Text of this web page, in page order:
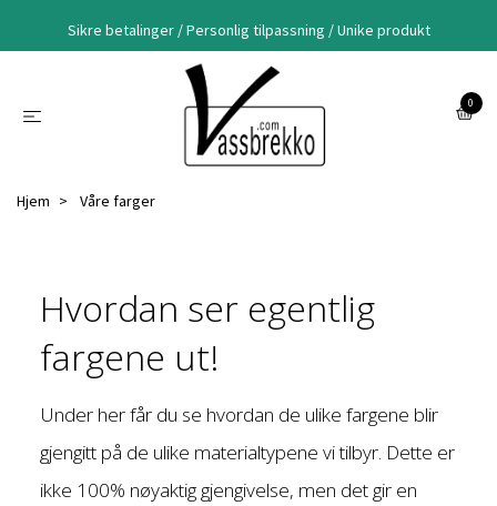
Sikre betalinger / Personlig tilpassning / Unike produkt
0
Hjem Våre farger
Hvordan ser egentlig
fargene ut!
Under her får du se hvordan de ulike fargene blir
gjengitt på de ulike materialtypene vi tilbyr. Dette er
ikke 100% nøyaktig gjengivelse, men det gir en